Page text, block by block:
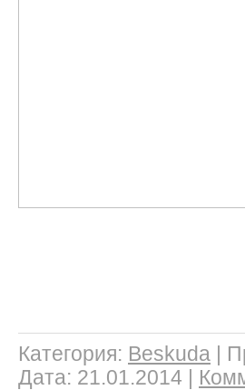
Категория: Beskuda
Дата: 21.01.2014